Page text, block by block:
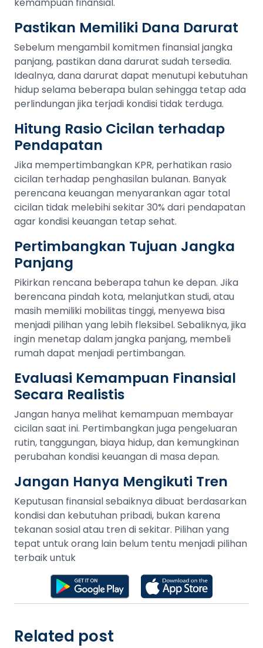
kemampuan finansial.
Pastikan Memiliki Dana Darurat
Sebelum mengambil komitmen finansial jangka
panjang, pastikan dana darurat sudah tersedia.
Idealnya, dana darurat dapat menutupi kebutuhan
hidup selama beberapa bulan sehingga tetap ada
perlindungan jika terjadi kondisi tidak terduga.
Hitung Rasio Cicilan terhadap
Pendapatan
Jika mempertimbangkan KPR, perhatikan rasio
cicilan terhadap penghasilan bulanan. Banyak
perencana keuangan menyarankan agar total
cicilan tidak melebihi sekitar 30% dari pendapatan
agar kondisi keuangan tetap sehat.
Pertimbangkan Tujuan Jangka
Panjang
Pikirkan rencana beberapa tahun ke depan. Jika
berencana pindah kota, melanjutkan studi, atau
masih memiliki mobilitas tinggi, menyewa bisa
menjadi pilihan yang lebih fleksibel. Sebaliknya, jika
ingin menetap dalam jangka panjang, membeli
rumah dapat menjadi pertimbangan.
Evaluasi Kemampuan Finansial
Secara Realistis
Jangan hanya melihat kemampuan membayar
cicilan saat ini. Pertimbangkan juga pengeluaran
rutin, tanggungan, biaya hidup, dan kemungkinan
perubahan kondisi keuangan di masa depan.
Jangan Hanya Mengikuti Tren
Keputusan finansial sebaiknya dibuat berdasarkan
kondisi dan kebutuhan pribadi, bukan karena
tekanan sosial atau tren di sekitar. Pilihan yang
tepat untuk orang lain belum tentu menjadi pilihan
terbaik untuk
Related post